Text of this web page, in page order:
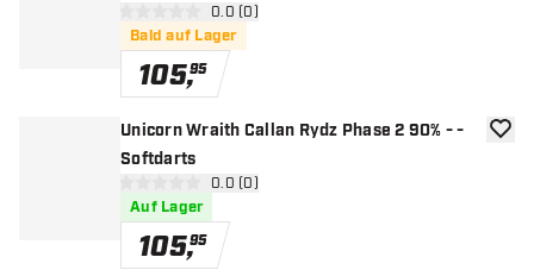
Bewertungsbereich öffnen
0 Bewertungssterne
0.0 (0)
Bald auf Lager
105,95
Unicorn Wraith Callan Rydz Phase 2 90% - -
Softdarts
Bewertungsbereich öffnen
0 Bewertungssterne
0.0 (0)
Auf Lager
105,95
Zur